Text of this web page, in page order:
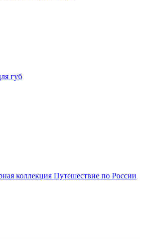
губ
коллекция Путешествие по России